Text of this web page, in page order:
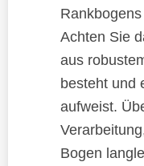
Achten Sie
aus
besteht und
aufweist.
Bogen